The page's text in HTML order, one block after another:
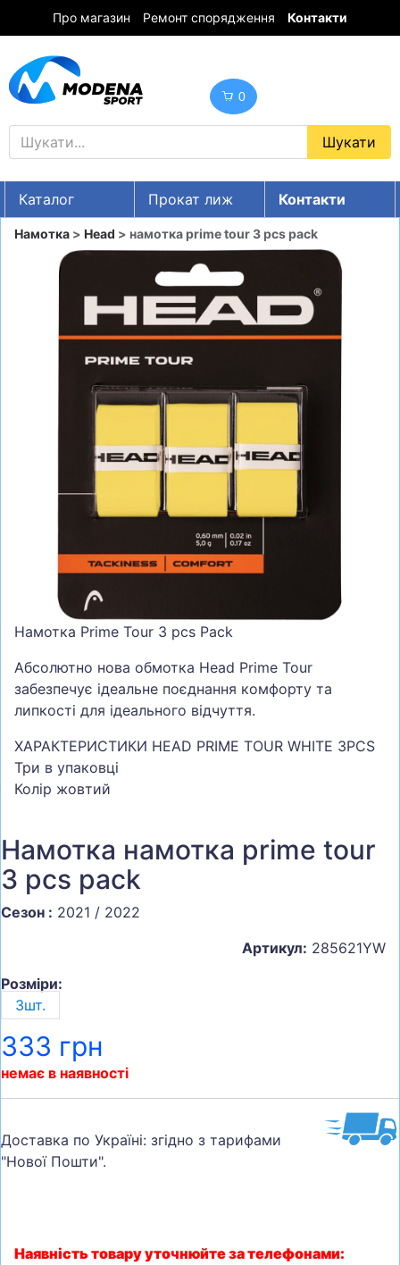
Про магазин Ремонт спорядження Контакти
0
Каталог Прокат лиж
Контакти
UA RU EN
Знижки
ГІРСЬКІ ЛИЖІ
СНОУБОРДИ
ШОЛОМИ, ЗАХИСТ, ОКУЛЯРИ
БІГ, ФІТНЕС, М'ЯЧІ
ВЕЛОСИПЕДИ
ТЕНІС, БАДМІНТОН
ВОДНІ ВИДИ СПОРТУ
ТУРИЗМ
Намотка > Head > намотка prime tour 3 pcs pack
Намотка Prime Tour 3 pcs Pack
Абсолютно нова обмотка Head Prime Tour
забезпечує ідеальне поєднання комфорту та
липкості для ідеального відчуття.
ХАРАКТЕРИСТИКИ HEAD PRIME TOUR WHITE 3PCS
Три в упаковці
Колір жовтий
Намотка намотка prime tour
3 pcs pack
Сезон : 2021 / 2022
Артикул: 285621YW
Розміри:
3шт.
333 грн
немає в наявності
Доставка по Україні: згідно з тарифами
"Нової Пошти".
Наявність товару уточнюйте за телефонами: